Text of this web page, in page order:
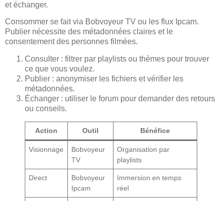
et échanger.
Consommer se fait via Bobvoyeur TV ou les flux Ipcam.
Publier nécessite des métadonnées claires et le
consentement des personnes filmées.
Consulter : filtrer par playlists ou thèmes pour trouver
ce que vous voulez.
Publier : anonymiser les fichiers et vérifier les
métadonnées.
Échanger : utiliser le forum pour demander des retours
ou conseils.
Action Outil Bénéfice
Visionnage
Bobvoyeur
TV
Organisation par
playlists
Direct
Bobvoyeur
Ipcam
Immersion en temps
réel